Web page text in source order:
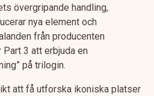
övergripande handling,
nya element och
från producenten
3 att erbjuda en
på trilogin.
att få utforska ikoniska platser